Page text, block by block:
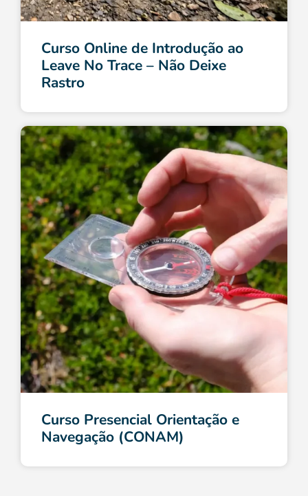
Curso Online de Introdução ao
Leave No Trace – Não Deixe
Rastro
Curso Presencial Orientação e
Navegação (CONAM)